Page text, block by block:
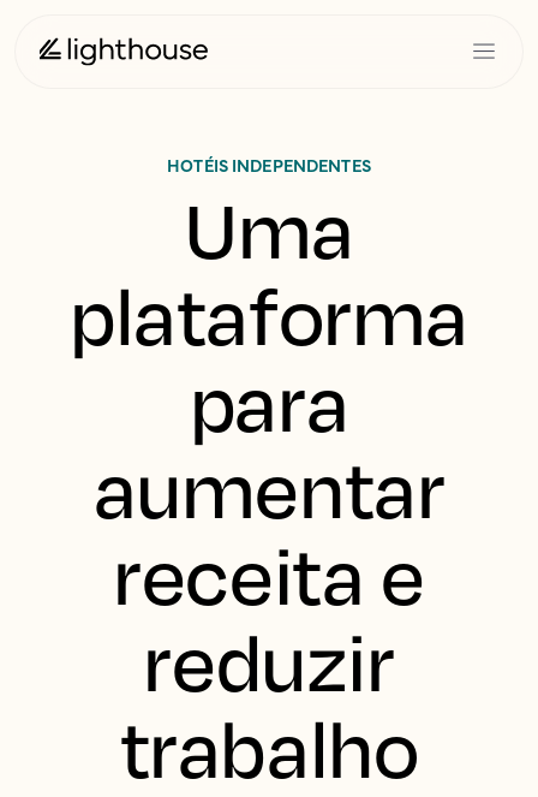
HOTÉIS INDEPENDENTES
Uma
plataforma
para
aumentar
receita e
reduzir
trabalho